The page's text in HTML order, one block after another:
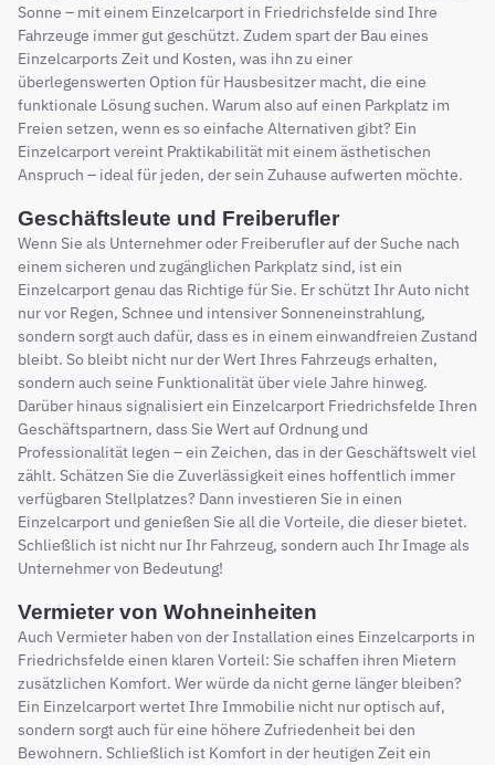
Sonne – mit einem Einzelcarport in Friedrichsfelde sind Ihre
Fahrzeuge immer gut geschützt. Zudem spart der Bau eines
Einzelcarports Zeit und Kosten, was ihn zu einer
überlegenswerten Option für Hausbesitzer macht, die eine
funktionale Lösung suchen. Warum also auf einen Parkplatz im
Freien setzen, wenn es so einfache Alternativen gibt? Ein
Einzelcarport vereint Praktikabilität mit einem ästhetischen
Anspruch – ideal für jeden, der sein Zuhause aufwerten möchte.
Geschäftsleute und Freiberufler
Wenn Sie als Unternehmer oder Freiberufler auf der Suche nach
einem sicheren und zugänglichen Parkplatz sind, ist ein
Einzelcarport genau das Richtige für Sie. Er schützt Ihr Auto nicht
nur vor Regen, Schnee und intensiver Sonneneinstrahlung,
sondern sorgt auch dafür, dass es in einem einwandfreien Zustand
bleibt. So bleibt nicht nur der Wert Ihres Fahrzeugs erhalten,
sondern auch seine Funktionalität über viele Jahre hinweg.
Darüber hinaus signalisiert ein Einzelcarport Friedrichsfelde Ihren
Geschäftspartnern, dass Sie Wert auf Ordnung und
Professionalität legen – ein Zeichen, das in der Geschäftswelt viel
zählt. Schätzen Sie die Zuverlässigkeit eines hoffentlich immer
verfügbaren Stellplatzes? Dann investieren Sie in einen
Einzelcarport und genießen Sie all die Vorteile, die dieser bietet.
Schließlich ist nicht nur Ihr Fahrzeug, sondern auch Ihr Image als
Unternehmer von Bedeutung!
Vermieter von Wohneinheiten
Auch Vermieter haben von der Installation eines Einzelcarports in
Friedrichsfelde einen klaren Vorteil: Sie schaffen ihren Mietern
zusätzlichen Komfort. Wer würde da nicht gerne länger bleiben?
Ein Einzelcarport wertet Ihre Immobilie nicht nur optisch auf,
sondern sorgt auch für eine höhere Zufriedenheit bei den
Bewohnern. Schließlich ist Komfort in der heutigen Zeit ein